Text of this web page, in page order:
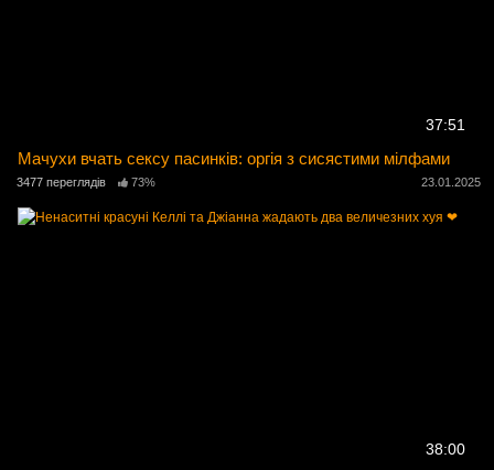
37:51
Мачухи вчать сексу пасинків: оргія з сисястими мілфами
3477 переглядів 73% 23.01.2025
38:00